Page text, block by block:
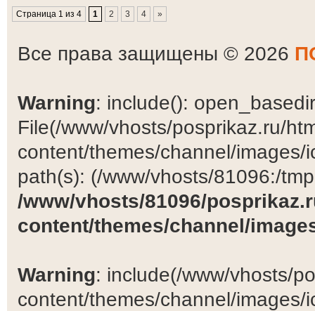
Страница 1 из 4 1 2 3 4 »
Все права защищены © 2026
Warning: include():
File(/www/vhosts/posprikaz.ru/
content/themes/channel/
path(s): (/www/vhosts/81096:/
/www/vhosts/81096/
content/themes/channel/
Warning: include(/www/vhosts/
content/themes/channel/